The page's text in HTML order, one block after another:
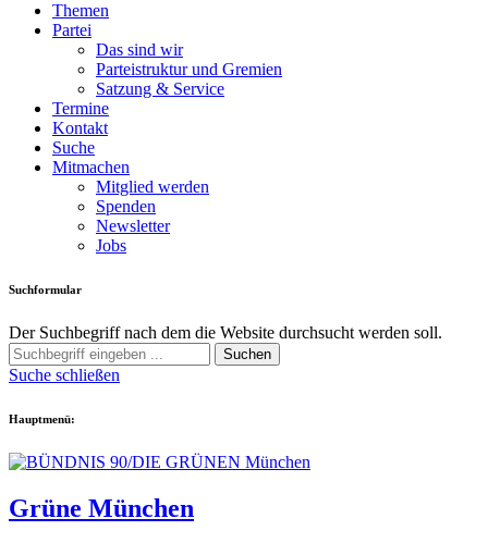
Themen
Partei
Das sind wir
Parteistruktur und Gremien
Satzung & Service
Termine
Kontakt
Suche
Mitmachen
Mitglied werden
Spenden
Newsletter
Jobs
Suchformular
Der Suchbegriff nach dem die Website durchsucht werden soll.
Suchen
Suche schließen
Hauptmenü:
Grüne München